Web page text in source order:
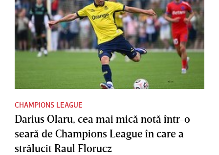
CHAMPIONS LEAGUE
Darius Olaru, cea mai mică notă într-o
seară de Champions League în care a
strălucit Raul Florucz